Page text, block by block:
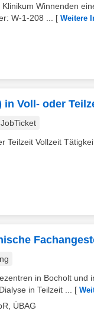
Winnenden
W-1-208 ...
[ Weitere
in Voll- oder
JobTicket
Teilzeit Vollzeit
in Bocholt und
in Teilzeit ...
[
ÜBAG